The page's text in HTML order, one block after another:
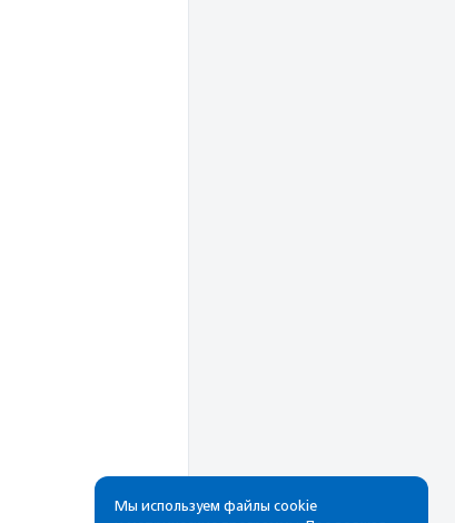
Мы используем файлы cookie